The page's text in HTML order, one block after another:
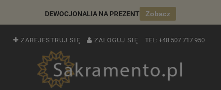
DEWOCJONALIA NA PREZENT Zobacz
ZAREJESTRUJ SIĘ ZALOGUJ SIĘ TEL: +48 507 717 950